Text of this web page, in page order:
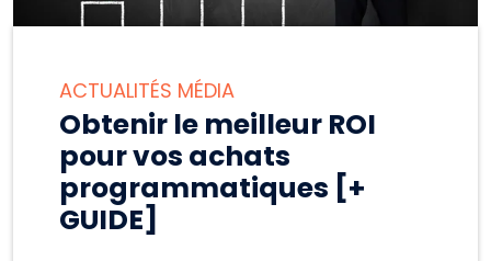
ACTUALITÉS MÉDIA
Obtenir le meilleur ROI
pour vos achats
programmatiques [+
GUIDE]